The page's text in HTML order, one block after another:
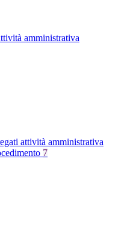
amministrativa
attività amministrativa
7